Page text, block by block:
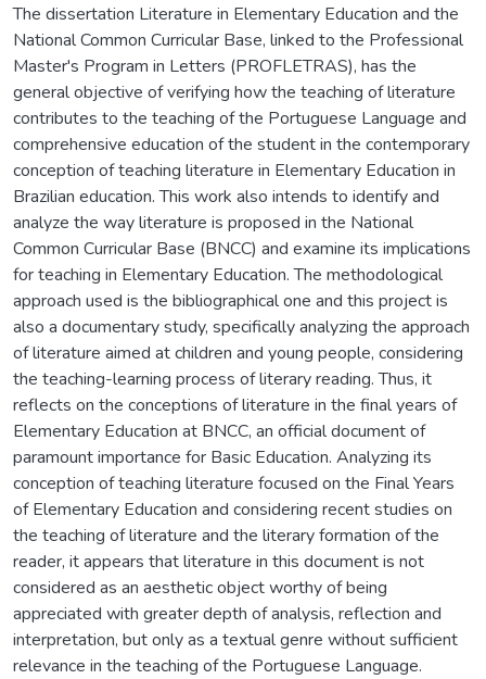
The dissertation Literature in Elementary Education and the
National Common Curricular Base, linked to the Professional
Master's Program in Letters (PROFLETRAS), has the
general objective of verifying how the teaching of literature
contributes to the teaching of the Portuguese Language and
comprehensive education of the student in the contemporary
conception of teaching literature in Elementary Education in
Brazilian education. This work also intends to identify and
analyze the way literature is proposed in the National
Common Curricular Base (BNCC) and examine its implications
for teaching in Elementary Education. The methodological
approach used is the bibliographical one and this project is
also a documentary study, specifically analyzing the approach
of literature aimed at children and young people, considering
the teaching-learning process of literary reading. Thus, it
reflects on the conceptions of literature in the final years of
Elementary Education at BNCC, an official document of
paramount importance for Basic Education. Analyzing its
conception of teaching literature focused on the Final Years
of Elementary Education and considering recent studies on
the teaching of literature and the literary formation of the
reader, it appears that literature in this document is not
considered as an aesthetic object worthy of being
appreciated with greater depth of analysis, reflection and
interpretation, but only as a textual genre without sufficient
relevance in the teaching of the Portuguese Language.